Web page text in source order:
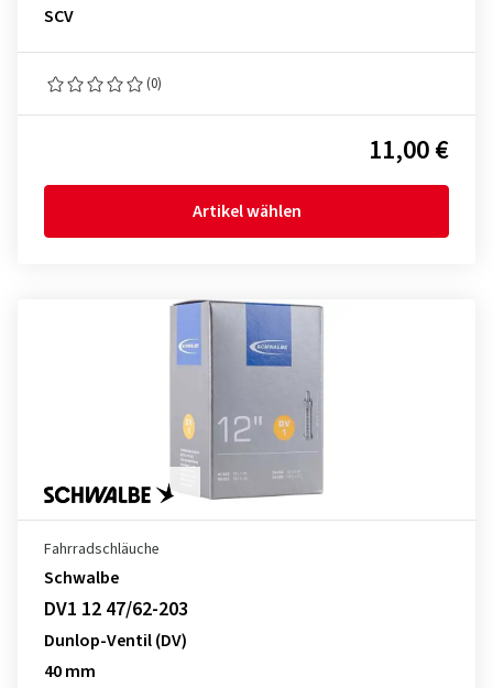
SCV
(0)
11,00 €
Artikel wählen
Fahrradschläuche
Schwalbe
DV1 12 47/62-203
Dunlop-Ventil (DV)
40 mm